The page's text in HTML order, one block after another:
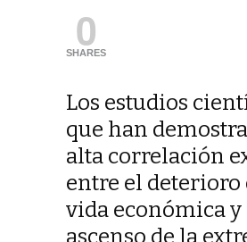
0
SHARES
Los estudios
que han
alta correlación
entre el deterioro
vida económica y
ascenso de la